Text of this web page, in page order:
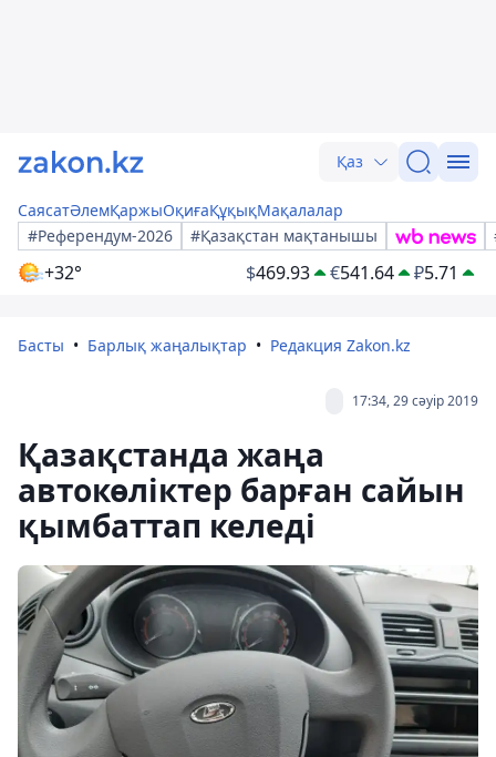
Қаз
СаясатӘлемҚаржыОқиғаҚұқықМақалалар
#Референдум-2026
#Қазақстан мақтанышы
+32° $469.93 €541.64 ₽5.71
Басты Барлық жаңалықтар Редакция Zakon.kz
17:34, 29 сәуір 2019
Қазақстанда жаңа
автокөліктер барған сайын
қымбаттап келеді